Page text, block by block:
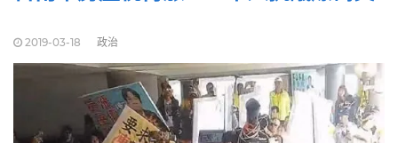
2019-03-18 政治